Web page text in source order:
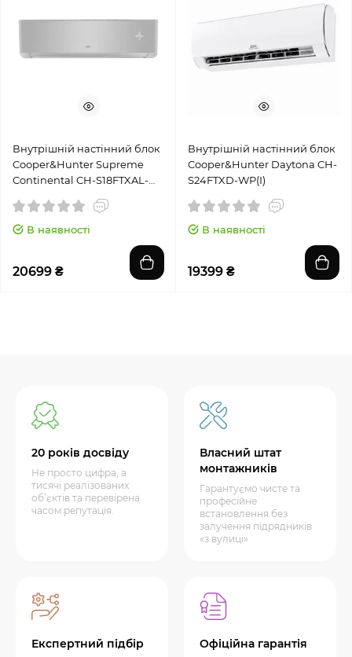
Внутрішній настінний блок
Cooper&Hunter Supreme
Continental CH-S18FTXAL-
В наявності
20699 ₴
Внутрішній настінний блок
Cooper&Hunter Daytona CH-
S24FTXD-WP(I)
В наявності
19399 ₴
20 років досвіду
Не просто цифра, а
тисячі реалізованих
об’єктів та перевірена
часом репутація.
Власний штат
монтажників
Гарантуємо чисте та
професійне
встановлення без
залучення підрядників
«з вулиці»
Експертний підбір Офіційна гарантія